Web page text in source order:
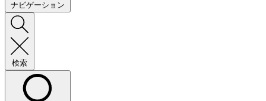
ナビゲーション
検索